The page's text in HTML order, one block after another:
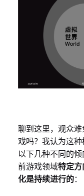
聊到这里，观众
戏吗？我认为这
以下几种不同的
前游戏领域特定
化是持续进行的：